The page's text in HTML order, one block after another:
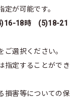
が可能です。
18時 (5)18-21
選択ください。
指定することができ
損害等についての保